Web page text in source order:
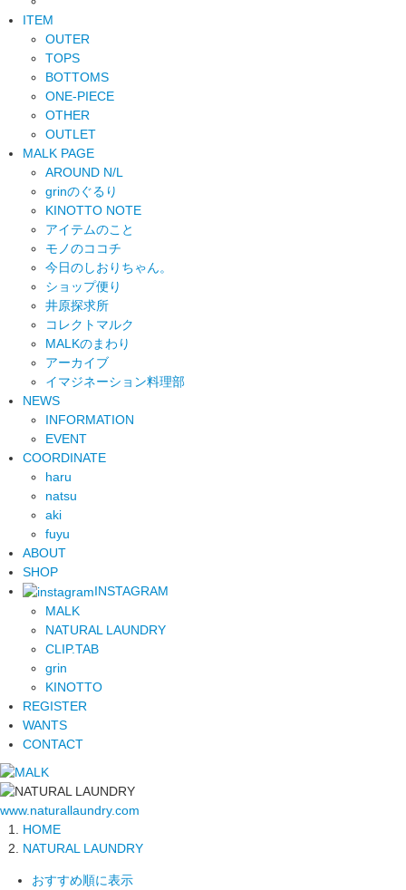
ITEM
OUTER
TOPS
BOTTOMS
ONE-PIECE
OTHER
OUTLET
MALK PAGE
AROUND N/L
grinのぐるり
KINOTTO NOTE
アイテムのこと
モノのココチ
今日のしおりちゃん。
ショップ便り
井原探求所
コレクトマルク
MALKのまわり
アーカイブ
イマジネーション料理部
NEWS
INFORMATION
EVENT
COORDINATE
haru
natsu
aki
fuyu
ABOUT
SHOP
INSTAGRAM
MALK
NATURAL LAUNDRY
CLIP.TAB
grin
KINOTTO
REGISTER
WANTS
CONTACT
www.naturallaundry.com
HOME
NATURAL LAUNDRY
おすすめ順に表示